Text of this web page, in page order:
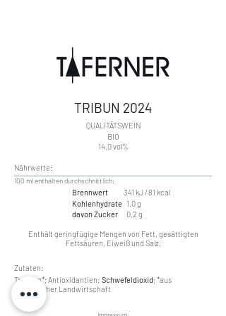
TRIBUN 2024
​QUALITÄTSWEIN
BIO
14,0 vol%
Nährwerte:
​100 ml enthalten durchschnittlich:
Brennwert 341 kJ / 81 kcal
Kohlenhydrate 1,0 g
davon Zucker 0,2 g
Enthält geringfügige Mengen von Fett, gesättigten
Fettsäuren, Eiweiß und Salz.
Zutaten:
Trauben*; Antioxidantien: Schwefeldioxid; *aus
ökologischer Landwirtschaft